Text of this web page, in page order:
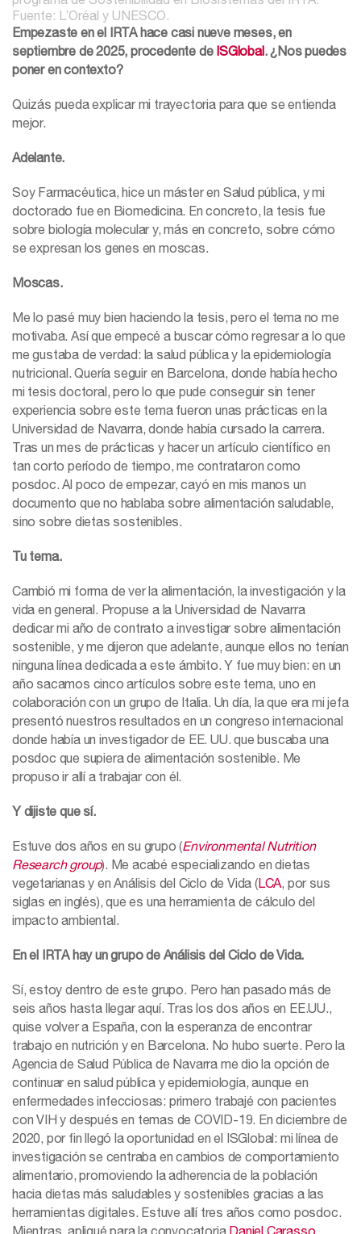
Fuente: L’Oréal y UNESCO.
Empezaste en el IRTA hace casi nueve meses, en
septiembre de 2025, procedente de ISGlobal. ¿Nos puedes
poner en contexto?
Quizás pueda explicar mi trayectoria para que se entienda
mejor.
Adelante.
Soy Farmacéutica, hice un máster en Salud pública, y mi
doctorado fue en Biomedicina. En concreto, la tesis fue
sobre biología molecular y, más en concreto, sobre cómo
se expresan los genes en moscas.
Moscas.
Me lo pasé muy bien haciendo la tesis, pero el tema no me
motivaba. Así que empecé a buscar cómo regresar a lo que
me gustaba de verdad: la salud pública y la epidemiología
nutricional. Quería seguir en Barcelona, donde había hecho
mi tesis doctoral, pero lo que pude conseguir sin tener
experiencia sobre este tema fueron unas prácticas en la
Universidad de Navarra, donde había cursado la carrera.
Tras un mes de prácticas y hacer un artículo científico en
tan corto período de tiempo, me contrataron como
posdoc. Al poco de empezar, cayó en mis manos un
documento que no hablaba sobre alimentación saludable,
sino sobre dietas sostenibles.
Tu tema.
Cambió mi forma de ver la alimentación, la investigación y la
vida en general. Propuse a la Universidad de Navarra
dedicar mi año de contrato a investigar sobre alimentación
sostenible, y me dijeron que adelante, aunque ellos no tenían
ninguna línea dedicada a este ámbito. Y fue muy bien: en un
año sacamos cinco artículos sobre este tema, uno en
colaboración con un grupo de Italia. Un día, la que era mi jefa
presentó nuestros resultados en un congreso internacional
donde había un investigador de EE. UU. que buscaba una
posdoc que supiera de alimentación sostenible. Me
propuso ir allí a trabajar con él.
Y dijiste que sí.
Estuve dos años en su grupo (Environmental Nutrition
Research group). Me acabé especializando en dietas
vegetarianas y en Análisis del Ciclo de Vida (LCA, por sus
siglas en inglés), que es una herramienta de cálculo del
impacto ambiental.
En el IRTA hay un grupo de Análisis del Ciclo de Vida.
Sí, estoy dentro de este grupo. Pero han pasado más de
seis años hasta llegar aquí. Tras los dos años en EE.UU.,
quise volver a España, con la esperanza de encontrar
trabajo en nutrición y en Barcelona. No hubo suerte. Pero la
Agencia de Salud Pública de Navarra me dio la opción de
continuar en salud pública y epidemiología, aunque en
enfermedades infecciosas: primero trabajé con pacientes
con VIH y después en temas de COVID-19. En diciembre de
2020, por fin llegó la oportunidad en el ISGlobal: mi línea de
investigación se centraba en cambios de comportamiento
alimentario, promoviendo la adherencia de la población
hacia dietas más saludables y sostenibles gracias a las
herramientas digitales. Estuve allí tres años como posdoc.
Mientras, apliqué para la convocatoria Daniel Carasso